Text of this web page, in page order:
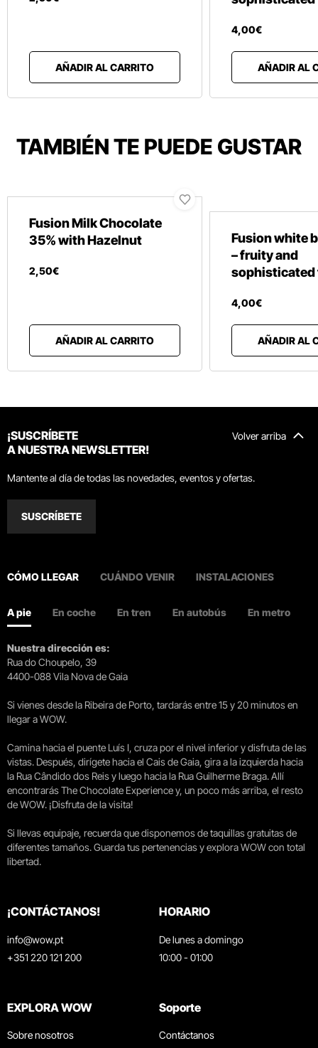
AÑADIR AL CARRITO
4,00€
AÑADIR AL
TAMBIÉN TE PUEDE GUSTAR
Fusion Milk Chocolate
35% with Hazelnut
2,50€
AÑADIR AL CARRITO
Fusion white
– fruity and
sophisticated
4,00€
AÑADIR AL
Volver arriba
¡SUSCRÍBETE
A NUESTRA NEWSLETTER!
Mantente al día de todas las novedades, eventos y ofertas.
SUSCRÍBETE
CÓMO LLEGAR CUÁNDO VENIR INSTALACIONES
A pie En coche En tren En autobús En metro
Nuestra dirección es:
Rua do Choupelo, 39
4400-088 Vila Nova de Gaia
Si vienes desde la Ribeira de Porto, tardarás entre 15 y 20 minutos en
llegar a WOW.
Camina hacia el puente Luís I, cruza por el nivel inferior y disfruta de las
vistas. Después, dirígete hacia el Cais de Gaia, gira a la izquierda hacia
la Rua Cândido dos Reis y luego hacia la Rua Guilherme Braga. Allí
encontrarás The Chocolate Experience y, un poco más arriba, el resto
de WOW. ¡Disfruta de la visita!
Si llevas equipaje, recuerda que disponemos de taquillas gratuitas de
diferentes tamaños. Guarda tus pertenencias y explora WOW con total
libertad.
¡CONTÁCTANOS!
info@wow.pt
+351 220 121 200
HORARIO
De lunes a domingo
10:00 - 01:00
EXPLORA WOW
Sobre nosotros
Soporte
Contáctanos